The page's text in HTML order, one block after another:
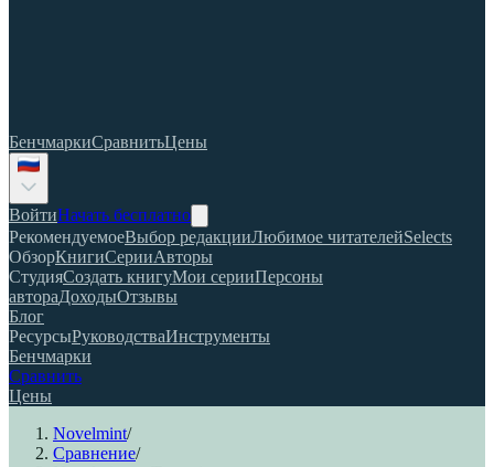
БенчмаркиСравнитьЦены
ВойтиНачать бесплатно
РекомендуемоеВыбор редакцииЛюбимое читателейSelects
ОбзорКнигиСерииАвторы
СтудияСоздать книгуМои серииПерсоны
автораДоходыОтзывы
Блог
РесурсыРуководстваИнструменты
Бенчмарки
Сравнить
Цены
Novelmint/
Сравнение/